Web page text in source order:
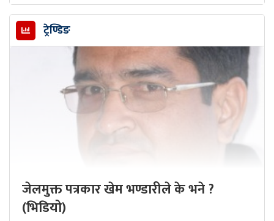
ट्रेण्डिङ
जेलमुक्त पत्रकार खेम भण्डारीले के भने ?
(भिडियो)